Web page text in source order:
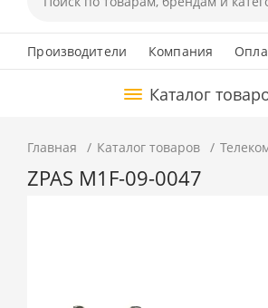
Производители Компания
Каталог
Главная Каталог товаров
ZPAS M1F-09-0047